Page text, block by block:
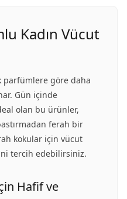
Kadın Vücut
parfümlere göre daha
Gün içinde
olan bu ürünler,
ferah bir
kokular için vücut
tercih edebilirsiniz.
Hafif ve